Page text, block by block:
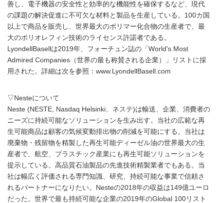
善し、電子機器の安全性と効率的な機能性を確保するなど、現代
の課題の解決促進に不可欠な材料と製品を生産している。100カ国
以上で商品を販売し、世界最大のポリマー化合物の生産者で、最
大のポリオレフィン技術のライセンス許諾者である。
LyondellBasellは2019年、フォーチュン誌の「World's Most
Admired Companies（世界の最も称賛される企業）」リストに採
用された。詳細は次を参照：www.LyondellBasell.com
▽Nesteについて
Neste (NESTE, Nasdaq Helsinki、ネステ)は輸送、企業、消費者の
ニーズに持続可能なソリューションを生み出す。当社の広範な再
生可能商品は顧客の気候変動排出物の削減を可能にする。当社は
廃棄物・残留物を精製した再生可能ディーゼル油の世界最大の生
産者で、航空、プラスチック産業にも再生可能ソリューションを
提示している。高品質石油製品の先進技術精製業者でもある。当
社は幅広く評価される専門知識、研究、持続可能な事業で信頼さ
れるパートナーになりたい。Nesteの2018年の収益は149億ユーロ
だった。世界で最も持続可能な企業の2019年のGlobal 100リスト